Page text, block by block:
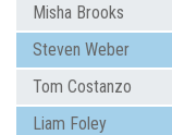
Misha Brooks
Steven Weber
Tom Costanzo
Liam Foley